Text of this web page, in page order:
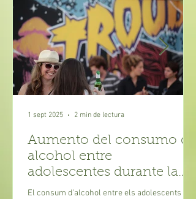
Aumento del consumo de
alcohol entre
adolescentes durante la
fiesta mayor
El consum d’alcohol entre els adolescents de
1 sept 2025 2 min de lectura